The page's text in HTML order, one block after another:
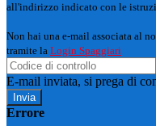
all'indirizzo indicato con le
Non hai una e-mail associata al
tramite la Login Spaggiari
E-mail inviata, si prega di
Errore